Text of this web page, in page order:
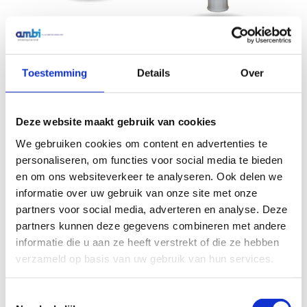
Toestemming Details Over
Deze website maakt gebruik van cookies
We gebruiken cookies om content en advertenties te
personaliseren, om functies voor social media te bieden
en om ons websiteverkeer te analyseren. Ook delen we
informatie over uw gebruik van onze site met onze
partners voor social media, adverteren en analyse. Deze
partners kunnen deze gegevens combineren met andere
informatie die u aan ze heeft verstrekt of die ze hebben
verzameld op basis van uw gebruik van hun services.
Pulsarlube V 125ml without
grease
€64,49 Excl. btw
€68,40 Excl. btw
In winkelwagen